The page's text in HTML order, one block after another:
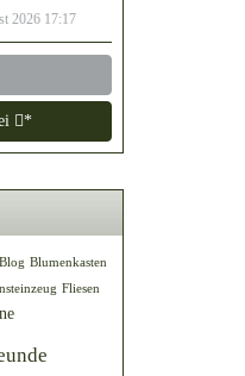
2026 17:17
*
Blog Blumenkasten
Fliesen